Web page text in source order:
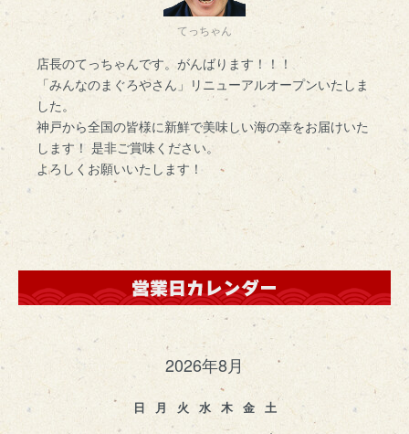
てっちゃん
店長のてっちゃんです。がんばります！！！
「みんなのまぐろやさん」リニューアルオープンいたしま
した。
神戸から全国の皆様に新鮮で美味しい海の幸をお届けいた
します！ 是非ご賞味ください。
よろしくお願いいたします！
2026年8月
日 月 火 水 木 金
土